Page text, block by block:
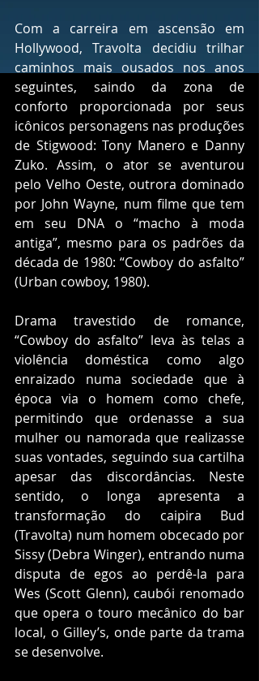
Com a carreira em ascensão em
Hollywood, Travolta decidiu trilhar
caminhos mais ousados nos anos
seguintes, saindo da zona de
conforto proporcionada por seus
icônicos personagens nas produções
de Stigwood: Tony Manero e Danny
Zuko. Assim, o ator se aventurou
pelo Velho Oeste, outrora dominado
por John Wayne, num filme que tem
em seu DNA o “macho à moda
antiga”, mesmo para os padrões da
década de 1980: “Cowboy do asfalto”
(Urban cowboy, 1980).
Drama travestido de romance,
“Cowboy do asfalto” leva às telas a
violência doméstica como algo
enraizado numa sociedade que à
época via o homem como chefe,
permitindo que ordenasse a sua
mulher ou namorada que realizasse
suas vontades, seguindo sua cartilha
apesar das discordâncias. Neste
sentido, o longa apresenta a
transformação do caipira Bud
(Travolta) num homem obcecado por
Sissy (Debra Winger), entrando numa
disputa de egos ao perdê-la para
Wes (Scott Glenn), caubói renomado
que opera o touro mecânico do bar
local, o Gilley’s, onde parte da trama
se desenvolve.